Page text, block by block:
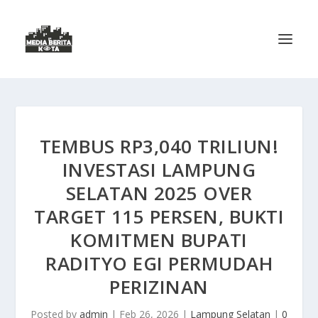
TEMBUS RP3,040 TRILIUN!
INVESTASI LAMPUNG
SELATAN 2025 OVER
TARGET 115 PERSEN, BUKTI
KOMITMEN BUPATI
RADITYO EGI PERMUDAH
PERIZINAN
Posted by admin | Feb 26, 2026 | Lampung Selatan | 0